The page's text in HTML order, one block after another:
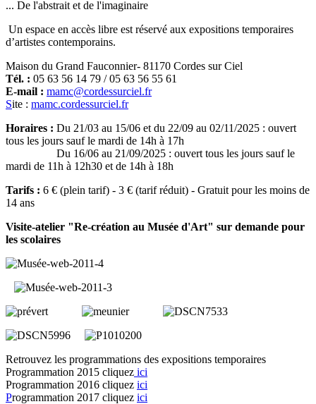
... De l'abstrait et de l'imaginaire
Un espace en accès libre est réservé aux expositions temporaires
d’artistes contemporains.
Maison du Grand Fauconnier- 81170 Cordes sur Ciel
Tél. : 05 63 56 14 79 / 05 63 56 55 61
E-mail : mamc@cordessurciel.fr
Site : mamc.cordessurciel.fr
Horaires : Du 21/03 au 15/06 et du 22/09 au 02/11/2025 : ouvert
tous les jours sauf le mardi de 14h à 17h
Du 16/06 au 21/09/2025 : ouvert tous les jours sauf le
mardi de 11h à 12h30 et de 14h à 18h
Tarifs : 6 € (plein tarif) - 3 € (tarif réduit) - Gratuit pour les moins de
14 ans
Visite-atelier "Re-création au Musée d'Art" sur demande pour
les scolaires
Retrouvez les programmations des expositions temporaires
Programmation 2015 cliquez ici
Programmation 2016 cliquez ici
Programmation 2017 cliquez ici